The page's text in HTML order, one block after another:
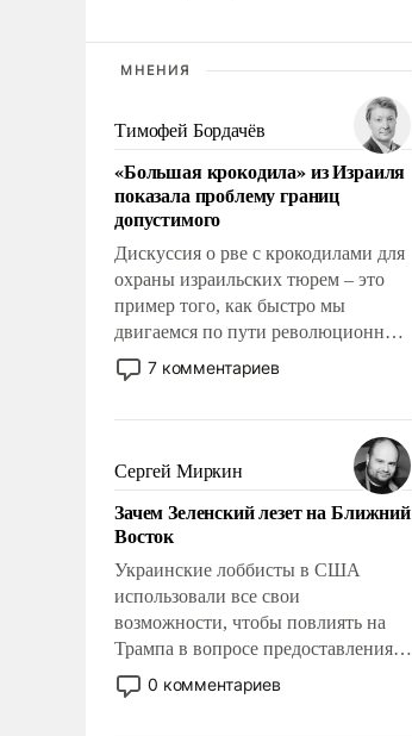
МНЕНИЯ
Тимофей Бордачёв
«Большая крокодила» из Израиля
показала проблему границ
допустимого
Дискуссия о рве с крокодилами для
охраны израильских тюрем – это
пример того, как быстро мы
двигаемся по пути революционных
изменений. То, что несколько лет
назад было образом для
7 комментариев
Сергей Миркин
Зачем Зеленский лезет на Ближний
Восток
Украинские лоббисты в США
использовали все свои
возможности, чтобы повлиять на
Трампа в вопросе предоставления
вооружений своим нанимателям.
Вероятно, кому-то из тех, кто
0 комментариев